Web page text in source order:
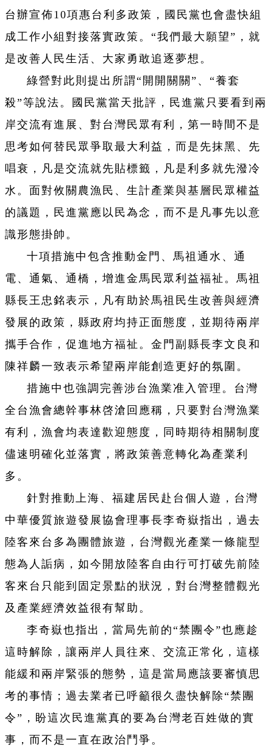
台辦宣佈10項惠台利多政策，國民黨也會盡快組
成工作小組對接落實政策。“我們最大願望”，就
是改善人民生活、大家勇敢追逐夢想。
綠營對此則提出所謂“開開關關”、“養套
殺”等說法。國民黨當天批評，民進黨只要看到兩
岸交流有進展、對台灣民眾有利，第一時間不是
思考如何替民眾爭取最大利益，而是先抹黑、先
唱衰，凡是交流就先貼標籤，凡是利多就先潑冷
水。面對攸關農漁民、生計產業與基層民眾權益
的議題，民進黨應以民為念，而不是凡事先以意
識形態掛帥。
十項措施中包含推動金門、馬祖通水、通
電、通氣、通橋，增進金馬民眾利益福祉。馬祖
縣長王忠銘表示，凡有助於馬祖民生改善與經濟
發展的政策，縣政府均持正面態度，並期待兩岸
攜手合作，促進地方福祉。金門副縣長李文良和
陳祥麟一致表示希望兩岸能創造更好的氛圍。
措施中也強調完善涉台漁業准入管理。台灣
全台漁會總幹事林啓滄回應稱，只要對台灣漁業
有利，漁會均表達歡迎態度，同時期待相關制度
儘速明確化並落實，將政策善意轉化為產業利
多。
針對推動上海、福建居民赴台個人遊，台灣
中華優質旅遊發展協會理事長李奇嶽指出，過去
陸客來台多為團體旅遊，台灣觀光產業一條龍型
態為人詬病，如今開放陸客自由行可打破先前陸
客來台只能到固定景點的狀況，對台灣整體觀光
及產業經濟效益很有幫助。
李奇嶽也指出，當局先前的“禁團令”也應趁
這時解除，讓兩岸人員往來、交流正常化，這樣
能緩和兩岸緊張的態勢，這是當局應該要審慎思
考的事情；過去業者已呼籲很久盡快解除“禁團
令”，盼這次民進黨真的要為台灣老百姓做的實
事，而不是一直在政治鬥爭。